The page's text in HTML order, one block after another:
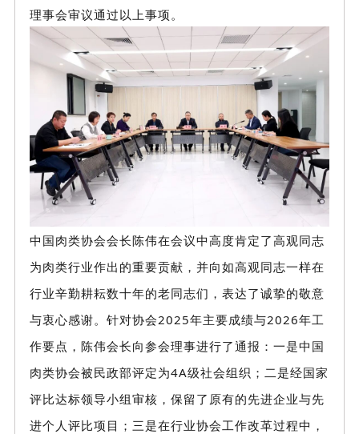
理事会审议通过以上事项。
中国肉类协会会长陈伟在会议中高度肯定了高观同志
为肉类行业作出的重要贡献，并向如高观同志一样在
行业辛勤耕耘数十年的老同志们，表达了诚挚的敬意
与衷心感谢。针对协会2025年主要成绩与2026年工
作要点，陈伟会长向参会理事进行了通报：一是中国
肉类协会被民政部评定为4A级社会组织；二是经国家
评比达标领导小组审核，保留了原有的先进企业与先
进个人评比项目；三是在行业协会工作改革过程中，